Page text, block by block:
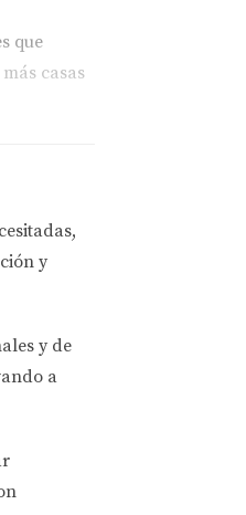
que
casas
casa
y
y de
a